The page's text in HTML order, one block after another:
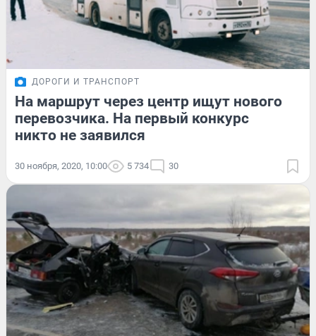
ДОРОГИ И ТРАНСПОРТ
На маршрут через центр ищут нового
перевозчика. На первый конкурс
никто не заявился
30 ноября, 2020, 10:00 5 734 30